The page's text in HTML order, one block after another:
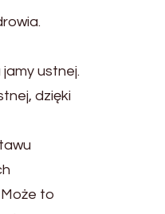
ustnej.
dzięki
to